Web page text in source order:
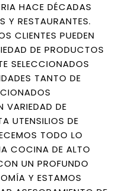
HACE DÉCADAS
Y RESTAURANTES.
CLIENTES PUEDEN
DE PRODUCTOS
SELECCIONADOS
TANTO DE
VARIEDAD DE
UTENSILIOS DE
TODO LO
COCINA DE ALTO
UN PROFUNDO
Y ESTAMOS